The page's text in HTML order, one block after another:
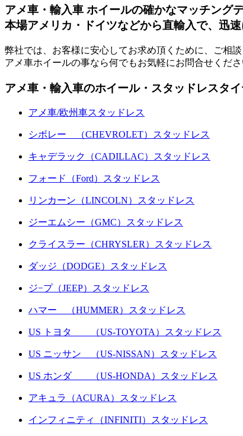
アメ車・輸入車 ホイールの確かなマッチング
本場アメリカ・ドイツなどから直輸入で、迅速
弊社では、お客様に安心してお求め頂くために、ご相
アメ車ホイールの事なら何でもお気軽にお問合せくださ
アメ車・輸入車のホイール・スタッドレスタ
アメ車/欧州車スタッドレス
シボレー （CHEVROLET）スタッドレス
キャデラック（CADILLAC）スタッドレス
フォード（Ford）スタッドレス
リンカーン（LINCOLN）スタッドレス
ジーエムシー（GMC）スタッドレス
クライスラー（CHRYSLER）スタッドレス
ダッジ（DODGE）スタッドレス
ジ−プ（JEEP）スタッドレス
ハマー （HUMMER）スタッドレス
US トヨタ （US-TOYOTA）スタッドレス
US ニッサン （US-NISSAN）スタッドレス
US ホンダ （US-HONDA）スタッドレス
アキュラ（ACURA）スタッドレス
インフィニティ（INFINITI）スタッドレス